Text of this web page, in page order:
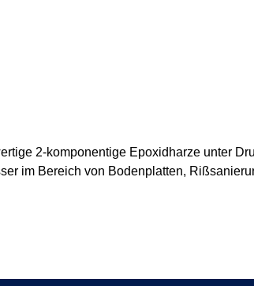
2-komponentige Epoxidharze unter
im Bereich von Bodenplatten,